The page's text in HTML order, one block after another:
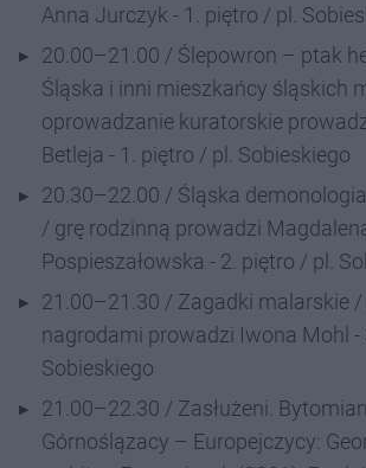
Anna Jurczyk - 1. piętro / pl.
20.00–21.00 / Ślepowron – ptak
Śląska i inni mieszkańcy śląskich
oprowadzanie kuratorskie
Betleja - 1. piętro / pl. Sobieskiego
20.30–22.00 / Śląska
/ grę rodzinną prowadzi
Pospieszałowska - 2. piętro / pl.
21.00–21.30 / Zagadki malarskie
nagrodami prowadzi Iwona Mohl -
Sobieskiego
21.00–22.30 / Zasłużeni.
Górnoślązacy – Europejczycy: